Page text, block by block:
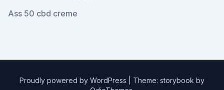
Ass 50 cbd creme
Proudly powered by WordPress
Theme: storybook by